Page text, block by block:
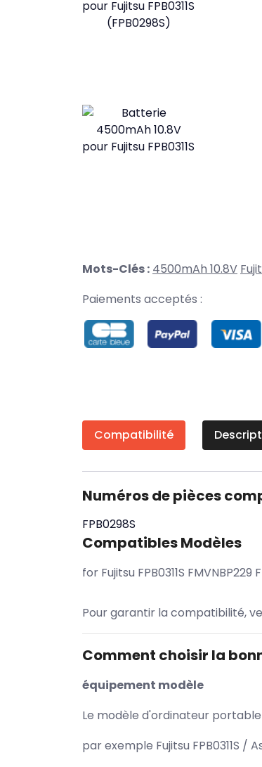
Mots-Clés : 4500mAh 10.8V
Paiements acceptés :
Compatibilité
Numéros de pièces
FPB0298S
Compatibles Modèles
for Fujitsu FPB0311S FMVNBP229
Pour garantir la compatibilité,
Comment choisir la
équipement modèle
Le modèle d'ordinateur
par exemple Fujitsu FPB0311S /